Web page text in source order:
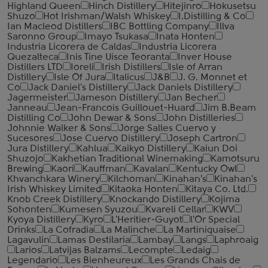
Highland Queen
Hinch Distillery Hitejinro
Hokusetsu
Shuzo
Hot Irishman/Walsh Whiskey
I.Distilling & Co
Ian Macleod Distillers
IBC Bottling Company
Illva
Saronno Group
Imayo Tsukasa
Inata Honten
Industria Licorera de Caldas
Industria Licorera
Quezalteca
Inis Tine Uisce Teoranta
Inver House
Distillers LTD
Ioreli Irish Distillers
Isle of Arran
Distillery
Isle Of Jura Italicus J&B
J. G. Monnet et
Co
Jack Daniel's Distillery
Jack Daniels Distillery
Jagermeister
Jameson Distillery
Jan Becher
Janneau
Jean-Francois Guillouet-Huard
Jim B.Beam
Distilling Co
John Dewar & Sons
John Distilleries
Johnnie Walker & Sons
Jorge Salles Cuervo y
Sucesores
Jose Cuervo Distillery
Joseph Cartron
Jura Distillery
Kahlua Kaikyo Distillery
Kaiun Doi
Shuzojo
Kakhetian Traditional Winemaking
Kamotsuru
Brewing
Kaori Kauffman Kavalan
Kentucky Owl
Khvanchkara Winery
Kilchoman Kinahan's
Kinahan's
Irish Whiskey Limited
Kitaoka Honten
Kitaya Co. Ltd.
Knob Creek Distillery
Knockando Distillery
Kojima
Sohonten
Kumesen Syuzou Kvareli Cellar
KWV
Kyoya Distillery
Kyro L'Heritier-Guyot
l'Or Special
Drinks
La Cofradia La Malinche
La Martiniquaise
Lagavulin
Lamas Destilaria Lambay Langs
Laphroaig
Larios
Latvijas Balzams Lecompte
Ledaig
Legendario
Les Bienheureux
Les Grands Chais de